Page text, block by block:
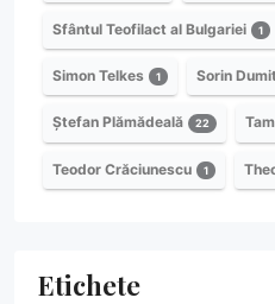
Sfântul Teofilact al Bulgariei 1
Simon Telkes 1 Sorin
Ștefan Plămădeală 22
Teodor Crăciunescu 1
Etichete